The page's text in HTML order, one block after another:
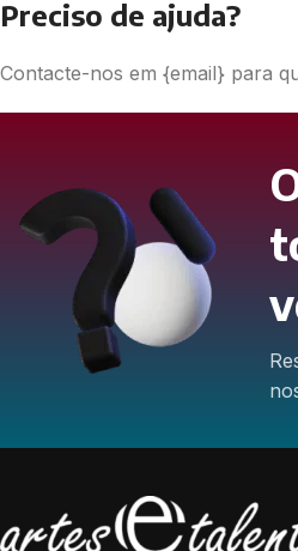
Preciso de ajuda?
Contacte-nos em {email} para